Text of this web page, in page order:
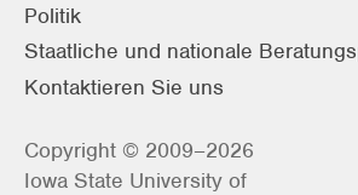
Politik
Staatliche und nationale
Kontaktieren Sie uns
Copyright © 2009–2026
Iowa State University of